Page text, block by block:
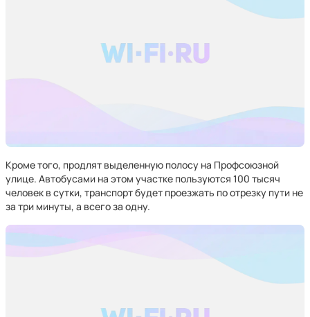
Кроме того, продлят выделенную полосу на Профсоюзной
улице. Автобусами на этом участке пользуются 100 тысяч
человек в сутки, транспорт будет проезжать по отрезку пути не
за три минуты, а всего за одну.